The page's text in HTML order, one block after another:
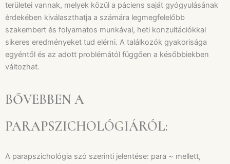
területei vannak, melyek közül a páciens saját gyógyulásának
érdekében kiválaszthatja a számára legmegfelelőbb
szakembert és folyamatos munkával, heti konzultációkkal
sikeres eredményeket tud elérni. A találkozók gyakorisága
egyéntől és az adott problémától függően a későbbiekben
változhat.
BŐVEBBEN A
PARAPSZICHOLÓGIÁRÓL:
A parapszichológia szó szerinti jelentése: para ~ mellett,